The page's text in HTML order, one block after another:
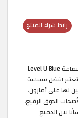
رابط شراء المنتج
افضل سماعة بلوتوث 2026، وتُصنف سماعة Level U Blue
افضل سماعة
لها على أمازون،
الذوق الرفيع،
بين الجميع